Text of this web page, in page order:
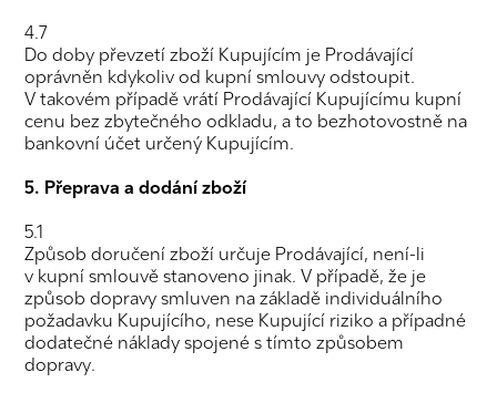
4.7
Do doby převzetí zboží Kupujícím je Prodávající
oprávněn kdykoliv od kupní smlouvy odstoupit.
V takovém případě vrátí Prodávající Kupujícímu kupní
cenu bez zbytečného odkladu, a to bezhotovostně na
bankovní účet určený Kupujícím.
5. Přeprava a dodání zboží
5.1
Způsob doručení zboží určuje Prodávající, není-li
v kupní smlouvě stanoveno jinak. V případě, že je
způsob dopravy smluven na základě individuálního
požadavku Kupujícího, nese Kupující riziko a případné
dodatečné náklady spojené s tímto způsobem
dopravy.